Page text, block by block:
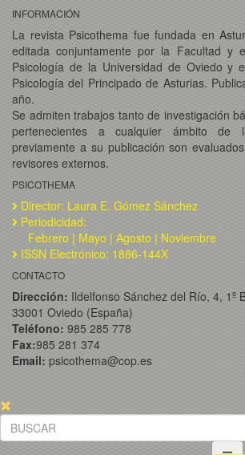
INFORMACIÓN
La revista Psicothema fue fundada en
editada conjuntamente por la Facultad y
Psicología de la Universidad de Oviedo y
Psicología del Principado de Asturias.
año.
Se admiten trabajos tanto de investigación
pertenecientes a cualquier ámbito de
previamente a su publicación son
revisores externos.
PSICOTHEMA
Director: Laura E. Gómez Sánchez
Periodicidad:
Febrero | Mayo | Agosto | Noviembre
ISSN Electrónico: 1886-144X
CONTACTO
Dirección: Ildelfonso Sánchez del Río, 4, 1º
33001 Oviedo (España)
Teléfono: 985 285 778
Fax:985 281 374
Email: psicothema@cop.es